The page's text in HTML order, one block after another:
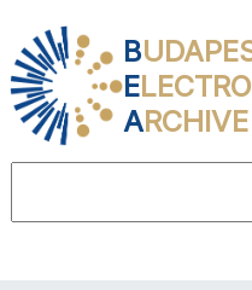
B
E
ARCHIVE